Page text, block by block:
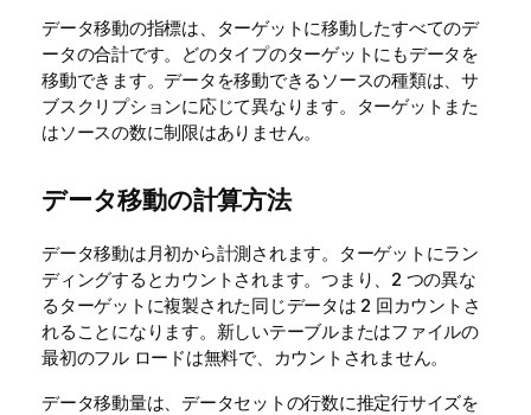
データ移動の指標は、ターゲットに移動したすべてのデ
ータの合計です。どのタイプのターゲットにもデータを
移動できます。データを移動できるソースの種類は、サ
ブスクリプションに応じて異なります。ターゲットまた
はソースの数に制限はありません。
データ移動の計算方法
データ移動は月初から計測されます。ターゲットにラン
ディングするとカウントされます。つまり、2 つの異な
るターゲットに複製された同じデータは 2 回カウントさ
れることになります。新しいテーブルまたはファイルの
最初のフル ロードは無料で、カウントされません。
データ移動量は、データセットの行数に推定行サイズを